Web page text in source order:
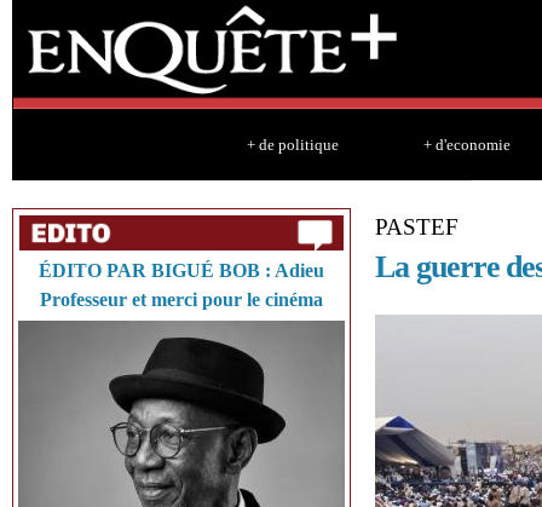
+ de politique + d'economie
ÉDITO PAR BIGUÉ BOB : Adieu
Professeur et merci pour le cinéma
PASTEF
La guerre